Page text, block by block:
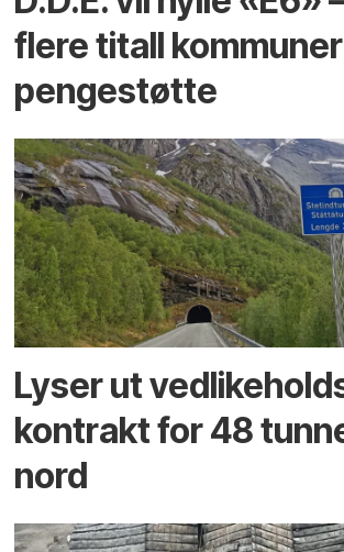
flere titall
pengestøtte
Lyser ut
kontrakt for 48
nord